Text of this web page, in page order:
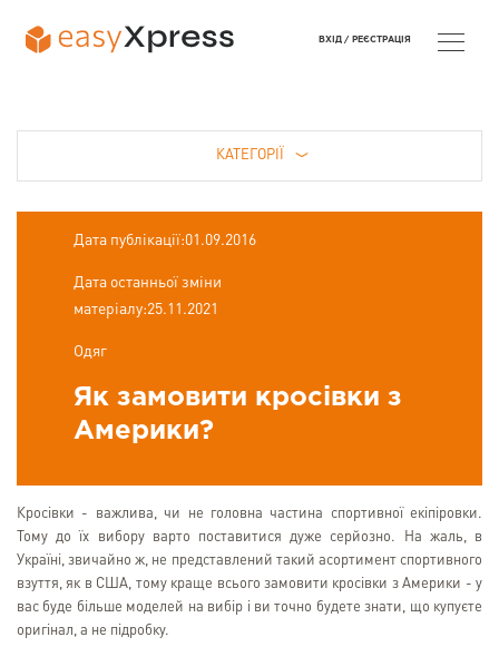
КАТЕГОРІЇ
Дата публікації:01.09.2016
Дата останньої зміни
матеріалу:25.11.2021
Одяг
Як замовити кросівки з
Америки?
Кросівки - важлива, чи не головна частина спортивної екіпіровки.
Тому до їх вибору варто поставитися дуже серйозно. На жаль, в
Україні, звичайно ж, не представлений такий асортимент спортивного
взуття, як в США, тому краще всього замовити кросівки з Америки - у
вас буде більше моделей на вибір і ви точно будете знати, що купуєте
оригінал, а не підробку.
ВХІД / РЕЄСТРАЦІЯ